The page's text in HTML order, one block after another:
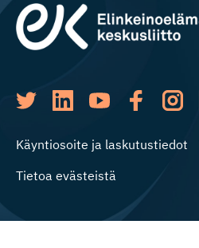
Käyntiosoite ja laskutustiedot
Tietoa evästeistä